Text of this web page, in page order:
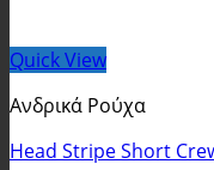
Quick View
Ανδρικά Ρούχα
Head Stripe Short